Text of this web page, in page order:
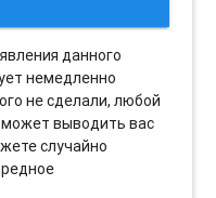
данного
немедленно
не сделали, любой
может выводить вас
случайно